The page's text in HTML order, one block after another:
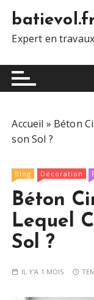
Expert en
Accueil » Béton
son Sol ?
Blog Décoration
Béton
Lequel
Sol ?
IL Y'A 1 MOIS